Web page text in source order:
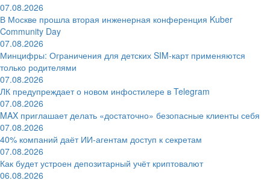
07.08.2026
В Москве прошла вторая инженерная конференция Kuber
Community Day
07.08.2026
Минцифры: Ограничения для детских SIM-карт применяются
только родителями
07.08.2026
ЛК предупреждает о новом инфостилере в Telegram
07.08.2026
MAX приглашает делать «достаточно» безопасные клиенты себя
07.08.2026
40% компаний даёт ИИ‑агентам доступ к секретам
07.08.2026
Как будет устроен депозитарный учёт криптовалют
06.08.2026